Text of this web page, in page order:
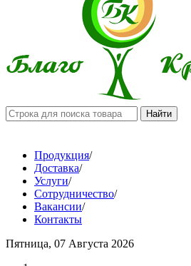
Продукция/
Доставка/
Услуги/
Сотрудничество/
Вакансии/
Контакты
Пятница, 07 Августа 2026